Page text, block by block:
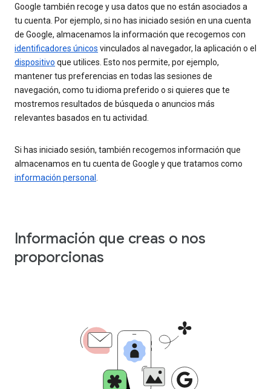
Google también recoge y usa datos que no están asociados a
tu cuenta. Por ejemplo, si no has iniciado sesión en una cuenta
de Google, almacenamos la información que recogemos con
identificadores únicos vinculados al navegador, la aplicación o el
dispositivo que utilices. Esto nos permite, por ejemplo,
mantener tus preferencias en todas las sesiones de
navegación, como tu idioma preferido o si quieres que te
mostremos resultados de búsqueda o anuncios más
relevantes basados en tu actividad.
Si has iniciado sesión, también recogemos información que
almacenamos en tu cuenta de Google y que tratamos como
información personal
Información que creas o nos
proporcionas